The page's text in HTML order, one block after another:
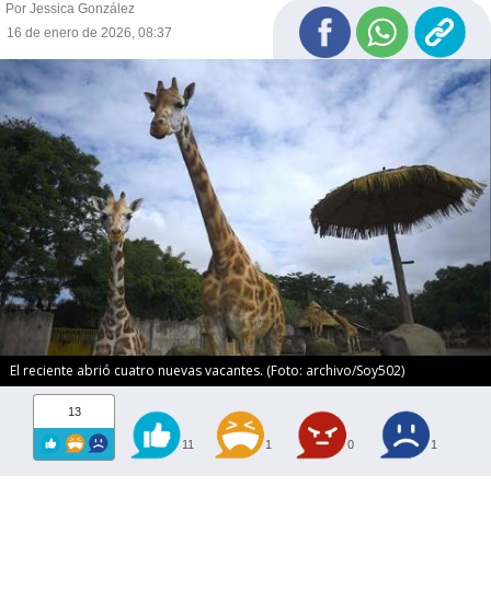
Por Jessica González
16 de enero de 2026, 08:37
El reciente abrió cuatro nuevas vacantes. (Foto: archivo/Soy502)
13
11 1 0 1